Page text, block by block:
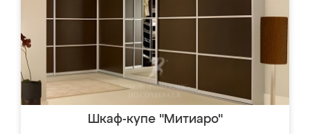
Шкаф-купе "Митиаро"